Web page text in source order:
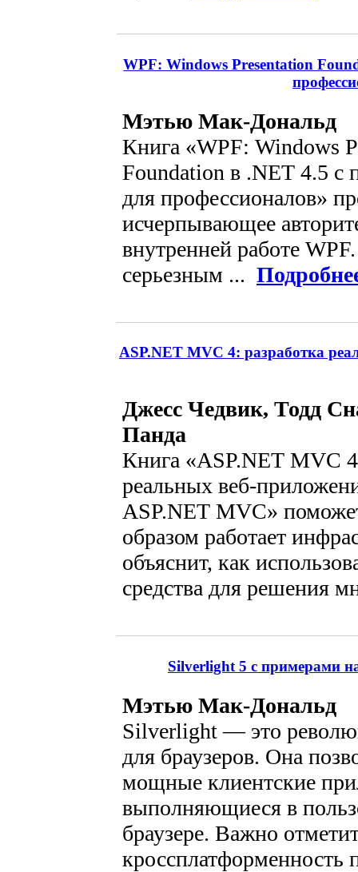
WPF: Windows Presentation
Мэтью Мак-Дональд
Книга «WPF: Windows
Foundation в .NET 4.5 с
для профессионалов»
исчерпывающее
внутренней работе
серьезным ...
ASP.NET MVC 4: разработка
Джесс Чедвик, Тодд
Панда
Книга «ASP.NET MVC
реальных веб-
ASP.NET MVC»
образом работает
объяснит, как
средства для решения
Silverlight 5 с примерами
Мэтью Мак-Дональд
Silverlight — это
для браузеров. Она
мощные клиентские
выполняющиеся в
браузере. Важно